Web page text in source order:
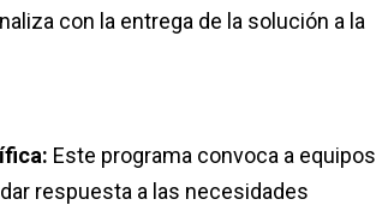
con la entrega de la solución a la
Este programa convoca a equipos
respuesta a las necesidades